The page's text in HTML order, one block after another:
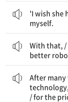
'I wish she
myself.
With that, /
better
After
/ for the